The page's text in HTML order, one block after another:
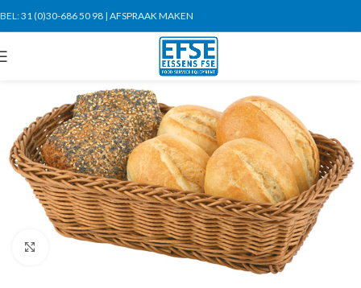
BEL:31 (0)30-686 50 98 | AFSPRAAK MAKEN
Click to enlarge